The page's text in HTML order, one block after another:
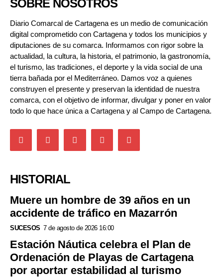
SOBRE NOSOTROS
Diario Comarcal de Cartagena es un medio de comunicación
digital comprometido con Cartagena y todos los municipios y
diputaciones de su comarca. Informamos con rigor sobre la
actualidad, la cultura, la historia, el patrimonio, la gastronomía,
el turismo, las tradiciones, el deporte y la vida social de una
tierra bañada por el Mediterráneo. Damos voz a quienes
construyen el presente y preservan la identidad de nuestra
comarca, con el objetivo de informar, divulgar y poner en valor
todo lo que hace única a Cartagena y al Campo de Cartagena.
HISTORIAL
Muere un hombre de 39 años en un
accidente de tráfico en Mazarrón
SUCESOS 7 de agosto de 2026 16:00
Estación Náutica celebra el Plan de
Ordenación de Playas de Cartagena
por aportar estabilidad al turismo